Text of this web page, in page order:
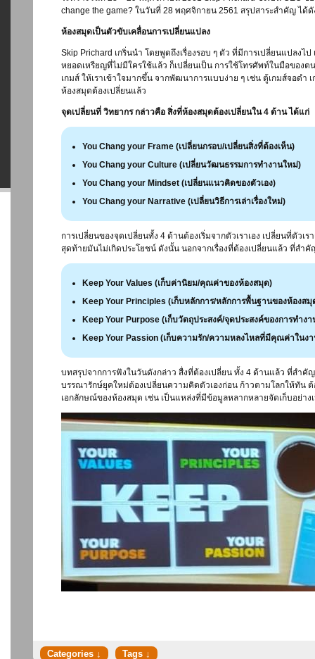
change the game? ในวันที่ 28 พฤศจิกายน 2561 สรุปสาระสำคัญ ได้
ห้องสมุดเป็นตัวขับเคลื่อนการเปลี่ยนแปลง
Skip Prichard เกริ่นนำ โดยพูดถึงเรื่องรอบ ๆ ตัว ที่มีการเปลี่ยนแปล
หยอดเหรียญที่ไม่มีใครใช้แล้ว ก็เปลี่ยนเป็น การใช้โทรศัพท์ในมือของ
เกมส์ ให้เราเข้าใจมากขึ้น จากพัฒนาการแบบง่าย ๆ เช่น ตู้เกมส์จอด
ห้องสมุดต้องเปลี่ยนแล้ว
จุดเปลี่ยนที่ วิทยากรกล่าวคือ สิ่งที่ห้องสมุดต้องเปลี่ยนใน 4 ด้าน ได้แก่
You Chang your Frame (เปลี่ยนกรอบ/เปลี่ยนสิ่งที่ต้องเห็น)
You Chang your Culture (เปลี่ยนวัฒนธรรมการทำงานใหม่)
You Chang your Mindset (เปลี่ยนแนวคิดของตัวเอง)
You Chang your Narrative (เปลี่ยนวิธีการเล่าเรื่องใหม่)
การเปลี่ยนของจุดเปลี่ยนทั้ง 4 ด้านต้องเริ่มจากตัวเราเอง เปลี่ยนที่ตัว
สุดท้ายมันไม่เกิดประโยชน์ ดังนั้น นอกจากเรื่องที่ต้องเปลี่ยนแล้ว ที่สำ
Keep Your Values (เก็บค่านิยม/คุณค่าของห้องสมุด)
Keep Your Principles (เก็บหลักการ/หลักการพื้นฐานของห้องสมุ
Keep Your Purpose (เก็บวัตถุประสงค์/จุดประสงค์ของการทำง
Keep Your Passion (เก็บความรัก/ความหลงไหลที่มีคุณค่าในง
บทสรุปจากการฟังในวันดังกล่าว สื่งที่ต้องเปลี่ยน ทั้ง 4 ด้านแล้ว ที่สำ
บรรณารักษ์ยุคใหม่ต้องเปลี่ยนความคิดตัวเองก่อน ก้าวตามโลกให้ทัน
เอกลักษณ์ของห้องสมุด เช่น เป็นแหล่งที่มีข้อมูลหลากหลายจัดเก็บอย่า